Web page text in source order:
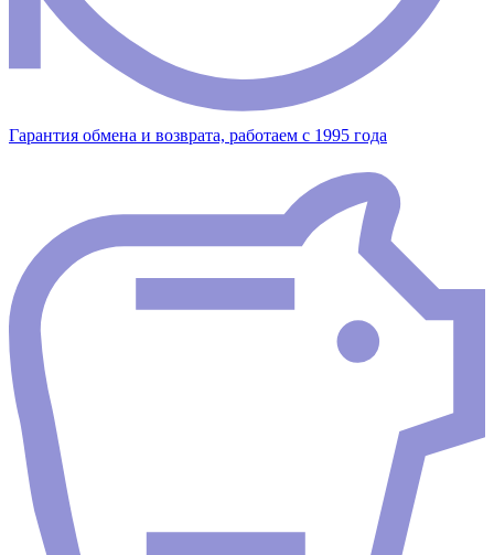
Гарантия обмена и возврата, работаем с 1995 года